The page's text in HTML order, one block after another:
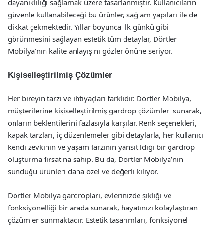
dayanıklılığı sağlamak üzere tasarlanmıştır. Kullanıcıların
güvenle kullanabileceği bu ürünler, sağlam yapıları ile de
dikkat çekmektedir. Yıllar boyunca ilk günkü gibi
görünmesini sağlayan estetik tüm detaylar, Dörtler
Mobilya’nın kalite anlayışını gözler önüne seriyor.
Kişiselleştirilmiş Çözümler
Her bireyin tarzı ve ihtiyaçları farklıdır. Dörtler Mobilya,
müşterilerine kişiselleştirilmiş gardrop çözümleri sunarak,
onların beklentilerini fazlasıyla karşılar. Renk seçenekleri,
kapak tarzları, iç düzenlemeler gibi detaylarla, her kullanıcı
kendi zevkinin ve yaşam tarzının yansıtıldığı bir gardrop
oluşturma fırsatına sahip. Bu da, Dörtler Mobilya’nın
sunduğu ürünleri daha özel ve değerli kılıyor.
Dörtler Mobilya gardropları, evlerinizde şıklığı ve
fonksiyonelliği bir arada sunarak, hayatınızı kolaylaştıran
çözümler sunmaktadır. Estetik tasarımları, fonksiyonel